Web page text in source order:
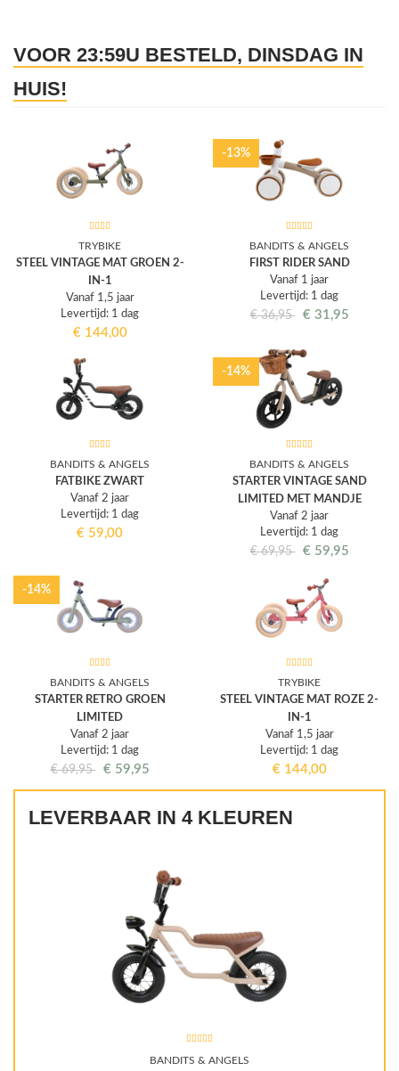
VOOR 23:59U BESTELD, DINSDAG IN
HUIS!
TRYBIKE
STEEL VINTAGE MAT GROEN 2-
IN-1
Vanaf 1,5 jaar
Levertijd: 1 dag
€ 144,00
-13%
BANDITS & ANGELS
FIRST RIDER SAND
Vanaf 1 jaar
Levertijd: 1 dag
€36,95 € 31,95
BANDITS & ANGELS
FATBIKE ZWART
Vanaf 2 jaar
Levertijd: 1 dag
€ 59,00
-14%
BANDITS & ANGELS
STARTER VINTAGE SAND
LIMITED MET MANDJE
Vanaf 2 jaar
Levertijd: 1 dag
€69,95 € 59,95
-14%
BANDITS & ANGELS
STARTER RETRO GROEN
LIMITED
Vanaf 2 jaar
Levertijd: 1 dag
€69,95 € 59,95
TRYBIKE
STEEL VINTAGE MAT ROZE 2-
IN-1
Vanaf 1,5 jaar
Levertijd: 1 dag
€ 144,00
LEVERBAAR IN 4 KLEUREN
BANDITS & ANGELS